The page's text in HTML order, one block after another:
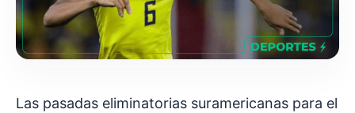
Las pasadas eliminatorias suramericanas para el